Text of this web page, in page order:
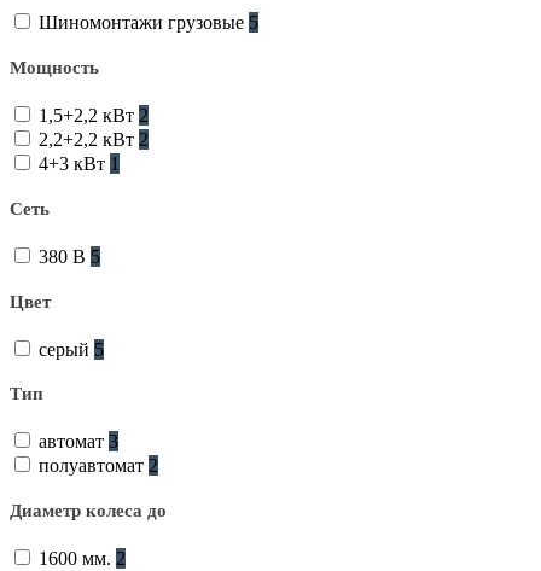
Шиномонтажи грузовые 5
Мощность
1,5+2,2 кВт 2
2,2+2,2 кВт 2
4+3 кВт 1
Сеть
380 В 5
Цвет
серый 5
Тип
автомат 3
полуавтомат 2
Диаметр колеса до
1600 мм. 2